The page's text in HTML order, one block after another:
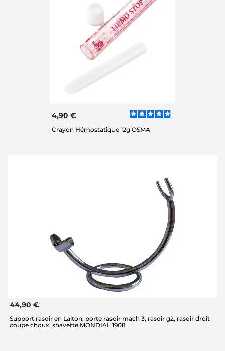
4,90 €
Crayon Hémostatique 12g OSMA
44,90 €
Support rasoir en Laiton, porte rasoir mach 3, rasoir g2, rasoir droit
coupe choux, shavette MONDIAL 1908